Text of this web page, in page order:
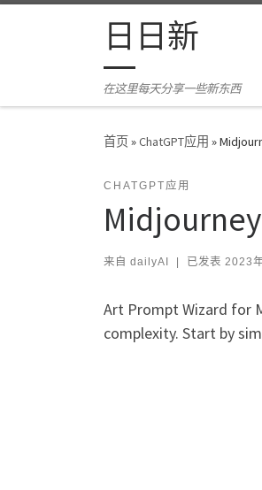
Skip to content日日新
在这里每天分享一些新东西
首页»ChatGPT应用 »
CHATGPT应用
来自 dailyAI 已发表 2023
Art Prompt Wizard for
complexity. Start by